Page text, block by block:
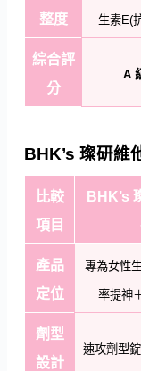
整度
生素E(
綜合評
分
A
BHK’s 璨研維
比較
項目
BHK’s
產品
定位
專為女性
率提神
劑型
設計
速攻劑型